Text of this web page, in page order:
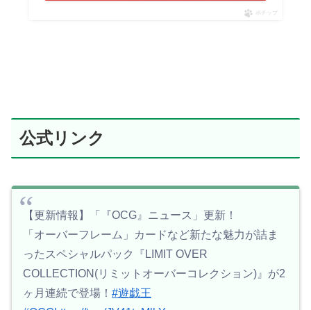
ポチップ
公式リンク
【更新情報】「『OCG』ニュース」更新！
「オーバーフレーム」カードなど新たな魅力が詰ま
ったスペシャルパック『LIMIT OVER
COLLECTION(リミットオーバーコレクション)』が2
ヶ月連続で登場！ #遊戯王